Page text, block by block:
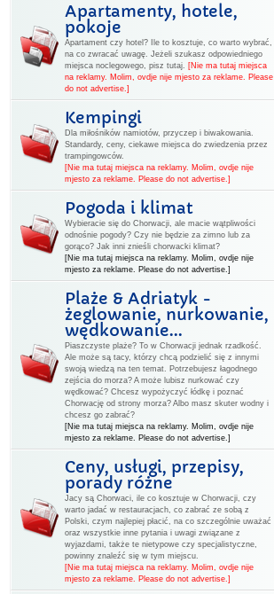
Apartamenty, hotele,
pokoje
Apartament czy hotel? Ile to kosztuje, co warto wybrać,
na co zwracać uwagę. Jeżeli szukasz odpowiedniego
miejsca noclegowego, pisz tutaj. [Nie ma tutaj miejsca
na reklamy. Molim, ovdje nije mjesto za reklame. Please
do not advertise.]
Kempingi
Dla miłośników namiotów, przyczep i biwakowania.
Standardy, ceny, ciekawe miejsca do zwiedzenia przez
trampingowców.
[Nie ma tutaj miejsca na reklamy. Molim, ovdje nije
mjesto za reklame. Please do not advertise.]
Pogoda i klimat
Wybieracie się do Chorwacji, ale macie wątpliwości
odnośnie pogody? Czy nie będzie za zimno lub za
gorąco? Jak inni znieśli chorwacki klimat?
[Nie ma tutaj miejsca na reklamy. Molim, ovdje nije
mjesto za reklame. Please do not advertise.]
Plaże & Adriatyk -
żeglowanie, nurkowanie,
wędkowanie...
Piaszczyste plaże? To w Chorwacji jednak rzadkość.
Ale może są tacy, którzy chcą podzielić się z innymi
swoją wiedzą na ten temat. Potrzebujesz łagodnego
zejścia do morza? A może lubisz nurkować czy
wędkować? Chcesz wypożyczyć łódkę i poznać
Chorwację od strony morza? Albo masz skuter wodny i
chcesz go zabrać?
[Nie ma tutaj miejsca na reklamy. Molim, ovdje nije
mjesto za reklame. Please do not advertise.]
Ceny, usługi, przepisy,
porady różne
Jacy są Chorwaci, ile co kosztuje w Chorwacji, czy
warto jadać w restauracjach, co zabrać ze sobą z
Polski, czym najlepiej płacić, na co szczególnie uważać
oraz wszystkie inne pytania i uwagi związane z
wyjazdami, także te nietypowe czy specjalistyczne,
powinny znaleźć się w tym miejscu.
[Nie ma tutaj miejsca na reklamy. Molim, ovdje nije
mjesto za reklame. Please do not advertise.]